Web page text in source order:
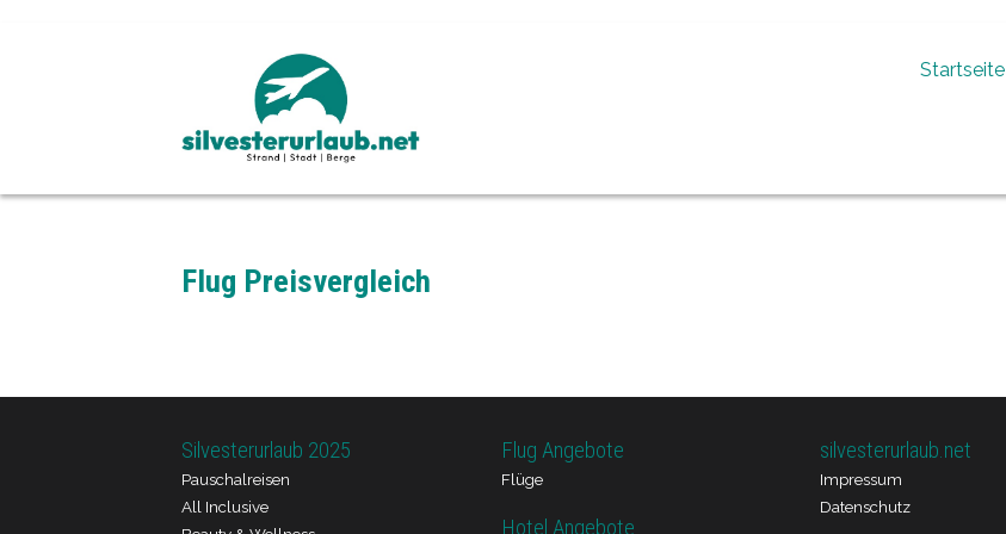
Startseite
Flug Preisvergleich
Silvesterurlaub 2025
Pauschalreisen
All Inclusive
Flug Angebote
Flüge
Hotel Angebote
silvesterurlaub.net
Impressum
Datenschutz